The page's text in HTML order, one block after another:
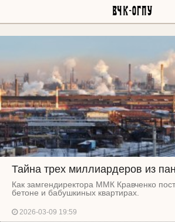
ВЧК-ОГПУ
Тайна трех миллиардеров из
Как замгендиректора ММК Кравченко
бетоне и бабушкиных квартирах.
2026-03-09 19:59